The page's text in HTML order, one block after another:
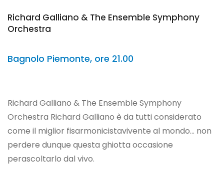
Richard Galliano & The Ensemble Symphony
Orchestra
Bagnolo Piemonte, ore 21.00
Richard Galliano & The Ensemble Symphony
Orchestra Richard Galliano è da tutti considerato
come il miglior fisarmonicistavivente al mondo... non
perdere dunque questa ghiotta occasione
perascoltarlo dal vivo.